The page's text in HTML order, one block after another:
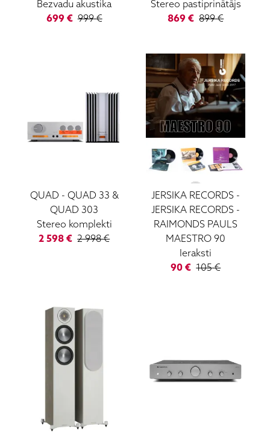
Bezvadu akustika
699€ 999€
Stereo pastiprinātājs
869 € 899€
QUAD - QUAD 33 &
QUAD 303
Stereo komplekti
2 598 € 2 998€
JERSIKA RECORDS -
JERSIKA RECORDS -
RAIMONDS PAULS
MAESTRO 90
Ieraksti
90 € 105€